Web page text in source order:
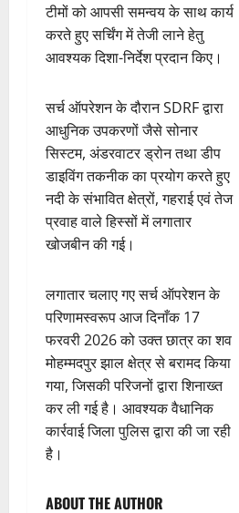
टीमों को आपसी समन्वय के साथ कार्य
करते हुए सर्चिंग में तेजी लाने हेतु
आवश्यक दिशा-निर्देश प्रदान किए।
सर्च ऑपरेशन के दौरान SDRF द्वारा
आधुनिक उपकरणों जैसे सोनार
सिस्टम, अंडरवाटर ड्रोन तथा डीप
डाइविंग तकनीक का प्रयोग करते हुए
नदी के संभावित क्षेत्रों, गहराई एवं तेज
प्रवाह वाले हिस्सों में लगातार
खोजबीन की गई।
लगातार चलाए गए सर्च ऑपरेशन के
परिणामस्वरूप आज दिनाँक 17
फरवरी 2026 को उक्त छात्र का शव
मोहम्मदपुर झाल क्षेत्र से बरामद किया
गया, जिसकी परिजनों द्वारा शिनाख्त
कर ली गई है। आवश्यक वैधानिक
कार्रवाई जिला पुलिस द्वारा की जा रही
है।
ABOUT THE AUTHOR